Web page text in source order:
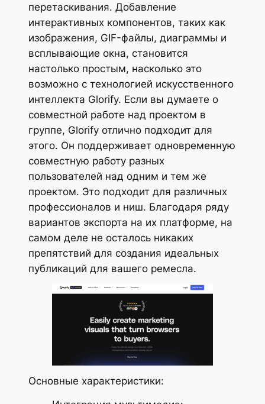
перетаскивания. Добавление
интерактивных компонентов, таких как
изображения, GIF-файлы, диаграммы и
всплывающие окна, становится
настолько простым, насколько это
возможно с технологией искусственного
интеллекта Glorify. Если вы думаете о
совместной работе над проектом в
группе, Glorify отлично подходит для
этого. Он поддерживает одновременную
совместную работу разных
пользователей над одним и тем же
проектом. Это подходит для различных
профессионалов и ниш. Благодаря ряду
вариантов экспорта на их платформе, на
самом деле не осталось никаких
препятствий для создания идеальных
публикаций для вашего ремесла.
Основные характеристики: